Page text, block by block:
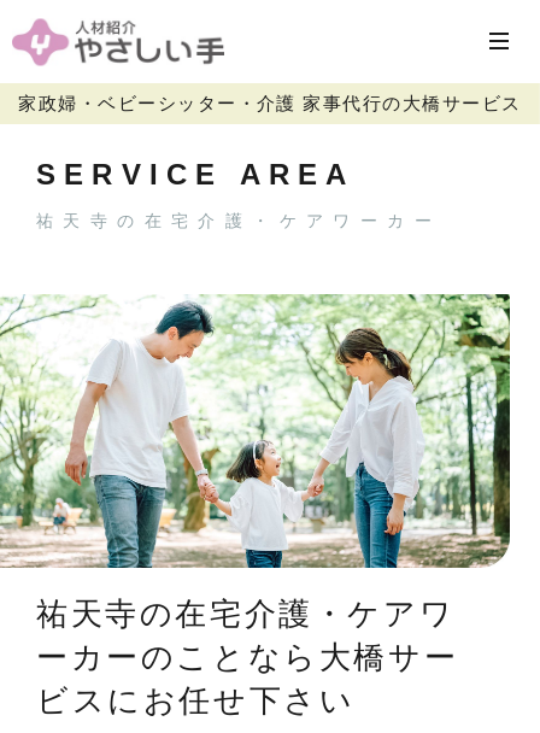
家政婦・ベビーシッター・介護 家事代行の大橋サービス
SERVICE AREA
祐天寺の在宅介護・ケアワーカー
祐天寺の在宅介護・ケアワ
ーカーのことなら大橋サー
ビスにお任せ下さい